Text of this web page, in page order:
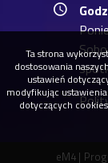
eM4 |
Ta strona
dostosowania
ustawień
modyfikując
dotyczących